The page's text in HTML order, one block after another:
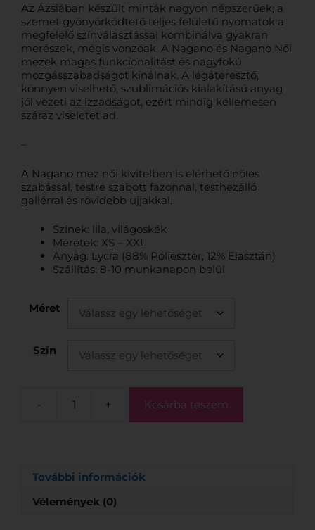
Az Ázsiában készült minták nagyon népszerűek; a
szemet gyönyörködtető teljes felületű nyomatok a
megfelelő színválasztással kombinálva gyakran
merészek, mégis vonzóak. A Nagano és Nagano Női
mezek magas funkcionalitást és nagyfokú
mozgásszabadságot kínálnak. A légáteresztő,
könnyen viselhető, szublimációs kialakítású anyag
jól vezeti az izzadságot, ezért mindig kellemesen
száraz viseletet ad.
A Nagano mez női kivitelben is elérhető nőies
szabással, testre szabott fazonnal, testhezálló
gallérral és rövidebb ujjakkal.
Színek: lila, világoskék
Méretek: XS – XXL
Anyag: Lycra (88% Poliészter, 12% Elasztán)
Szállítás: 8-10 munkanapon belül
Méret
Szín
- + Kosárba teszem
További információk
Vélemények (0)